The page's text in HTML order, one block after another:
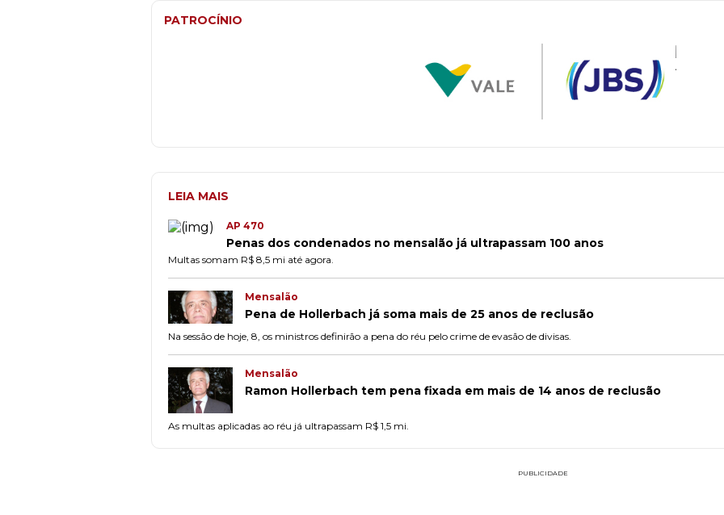
PATROCÍNIO
LEIA MAIS
AP 470
Penas dos condenados no mensalão já ultrapassam 100 anos
Multas somam R$ 8,5 mi até agora.
Mensalão
Pena de Hollerbach já soma mais de 25 anos de reclusão
Na sessão de hoje, 8, os ministros definirão a pena do réu pelo crime de evasão de divisas.
Mensalão
Ramon Hollerbach tem pena fixada em mais de 14 anos de reclusão
As multas aplicadas ao réu já ultrapassam R$ 1,5 mi.
PUBLICIDADE